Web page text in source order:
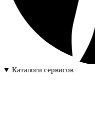
Каталоги сервисов